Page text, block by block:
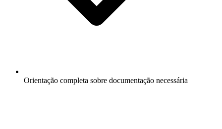
Orientação completa sobre documentação necessária